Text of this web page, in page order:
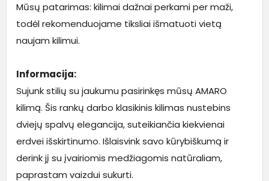
Mūsų patarimas: kilimai dažnai perkami per maži,
todėl rekomenduojame tiksliai išmatuoti vietą
naujam kilimui.
Informacija:
Sujunk stilių su jaukumu pasirinkęs mūsų AMARO
kilimą. Šis rankų darbo klasikinis kilimas nustebins
dviejų spalvų elegancija, suteikiančia kiekvienai
erdvei išskirtinumo. Išlaisvink savo kūrybiškumą ir
derink jį su įvairiomis medžiagomis natūraliam,
paprastam vaizdui sukurti.